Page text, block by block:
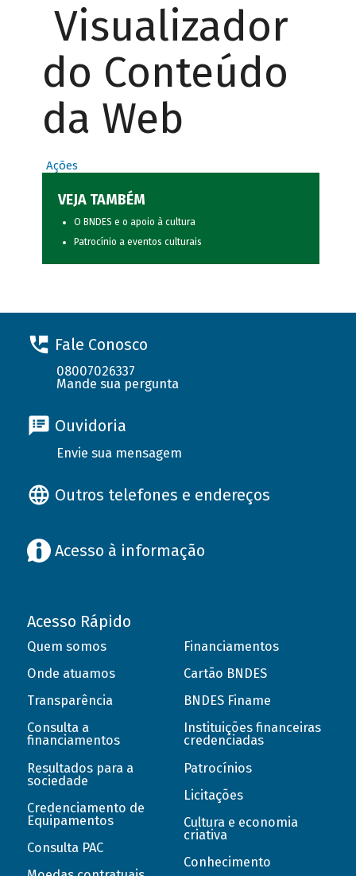
Visualizador
do Conteúdo
da Web
Ações
VEJA TAMBÉM
O BNDES e o apoio à cultura
Patrocínio a eventos culturais
Fale Conosco
08007026337
Mande sua pergunta
Ouvidoria
Envie sua mensagem
Outros telefones e endereços
Acesso à informação
Acesso Rápido
Quem somos
Onde atuamos
Transparência
Consulta a
financiamentos
Resultados para a
sociedade
Credenciamento de
Equipamentos
Consulta PAC
Financiamentos
Cartão BNDES
BNDES Finame
Instituições financeiras
credenciadas
Patrocínios
Licitações
Cultura e economia
criativa
Conhecimento